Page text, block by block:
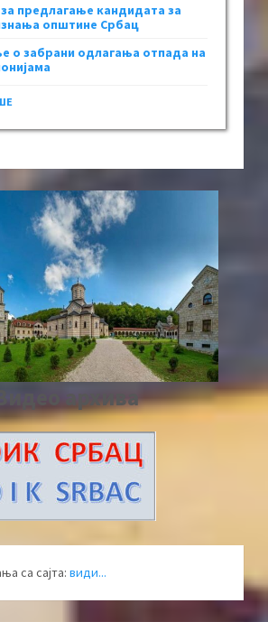
предлагање кандидата за
општине Србац
о забрани одлагања отпада на
Видео архива
са сајта: види...